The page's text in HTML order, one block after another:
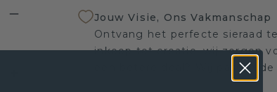
Jouw Visie, Ons Vakmanschap
Ontvang het perfecte sieraad
inkoop tot creatie, wij zorgen
een betere deal? Wij passen de